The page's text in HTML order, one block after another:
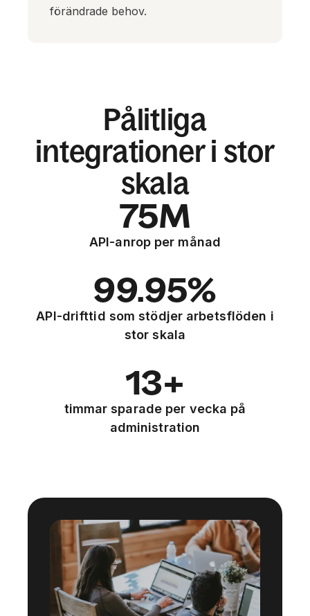
förändrade behov.
Pålitliga
integrationer i stor
skala
75M
API-anrop per månad
99.95%
API-drifttid som stödjer arbetsflöden i
stor skala
13+
timmar sparade per vecka på
administration